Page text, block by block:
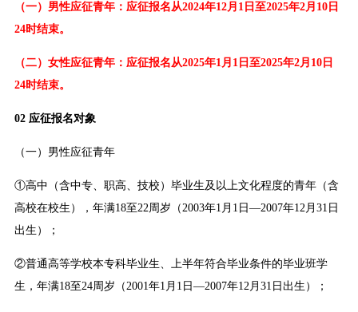
（一）男性应征青年：应征报名从2024年12月1日至2025年2月10日
24时结束。
（二）女性应征青年：应征报名从2025年1月1日至2025年2月10日
24时结束。
02 应征报名对象
（一）男性应征青年
①高中（含中专、职高、技校）毕业生及以上文化程度的青年（含
高校在校生），年满18至22周岁（2003年1月1日—2007年12月31日
出生）；
②普通高等学校本专科毕业生、上半年符合毕业条件的毕业班学
生，年满18至24周岁（2001年1月1日—2007年12月31日出生）；